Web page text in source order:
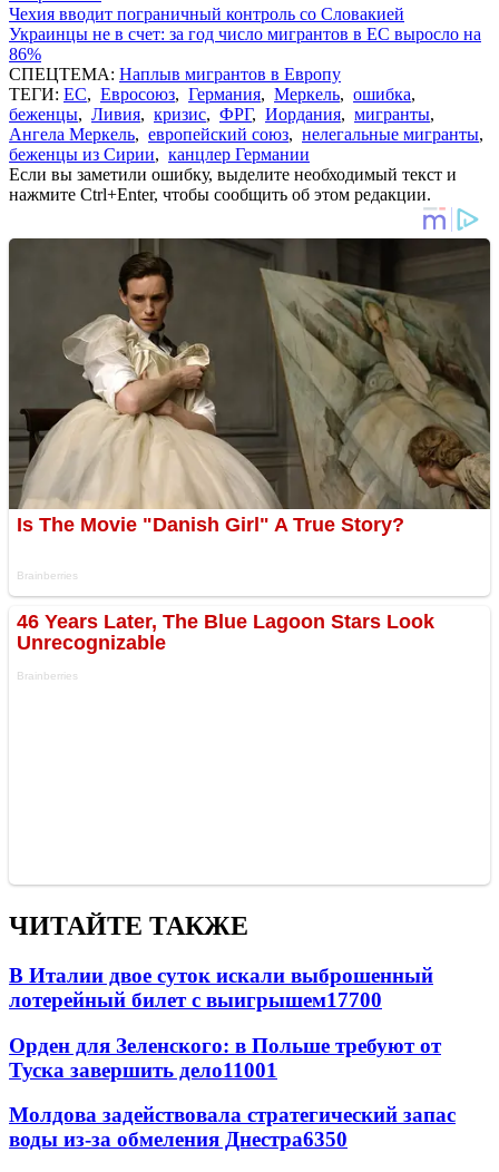
Чехия вводит пограничный контроль со Словакией
Украинцы не в счет: за год число мигрантов в ЕС выросло на
86%
СПЕЦТЕМА: Наплыв мигрантов в Европу
ТЕГИ: ЕС, Евросоюз, Германия, Меркель, ошибка,
беженцы, Ливия, кризис, ФРГ, Иордания, мигранты,
Ангела Меркель, европейский союз, нелегальные мигранты,
беженцы из Сирии, канцлер Германии
Если вы заметили ошибку, выделите необходимый текст и
нажмите Ctrl+Enter, чтобы сообщить об этом редакции.
ЧИТАЙТЕ ТАКЖЕ
В Италии двое суток искали выброшенный
лотерейный билет с выигрышем17700
Орден для Зеленского: в Польше требуют от
Туска завершить дело11001
Молдова задействовала стратегический запас
воды из-за обмеления Днестра6350